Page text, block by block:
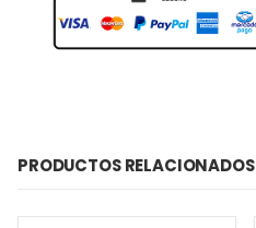
PRODUCTOS RELACIONADOS